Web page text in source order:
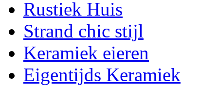
Rustiek Huis
Strand chic stijl
Keramiek eieren
Eigentijds Keramiek